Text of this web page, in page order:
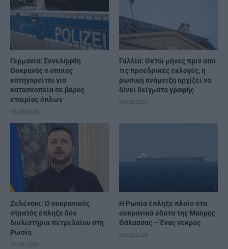
Γερμανία: Συνελήφθη
Ουκρανός ο οποίος
κατηγορείται για
κατασκοπεία σε βάρος
εταιρίας όπλων
06/08/2026
Γαλλία: Οκτώ μήνες πριν από
τις προεδρικές εκλογές, η
ρωσική ανάμειξη αρχίζει να
δίνει δείγματα γραφής
06/08/2026
Ζελένσκι: Ο ουκρανικός
στρατός έπληξε δύο
διυλιστήρια πετρελαίου στη
Ρωσία
06/08/2026
Η Ρωσία έπληξε πλοίο στα
ουκρανικά ύδατα της Μαύρης
Θάλασσας – Ένας νεκρός
06/08/2026